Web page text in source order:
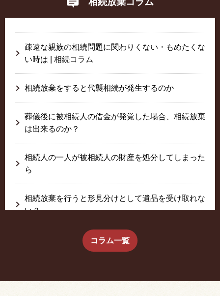
疎遠な親族の相続問題に関わりくない・もめたくな
い時は | 相続コラム
相続放棄をすると代襲相続が発生するのか
葬儀後に被相続人の借金が発覚した場合、相続放棄
は出来るのか？
相続人の一人が被相続人の財産を処分してしまった
ら
相続放棄を行うと形見分けとして遺品を受け取れな
い？
生前に相続放棄すると約束した念書は有効か？
コラム一覧